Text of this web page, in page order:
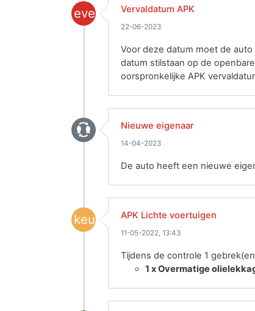
event Vervaldatum APK
22-06-2023
Voor deze datum moet de
datum stilstaan op de
oorspronkelijke APK
Nieuwe eigenaar
14-04-2023
De auto heeft een nieuwe
keuring APK Lichte voertuigen
11-05-2022, 13:43
Tijdens de controle 1
1 x Overmatige